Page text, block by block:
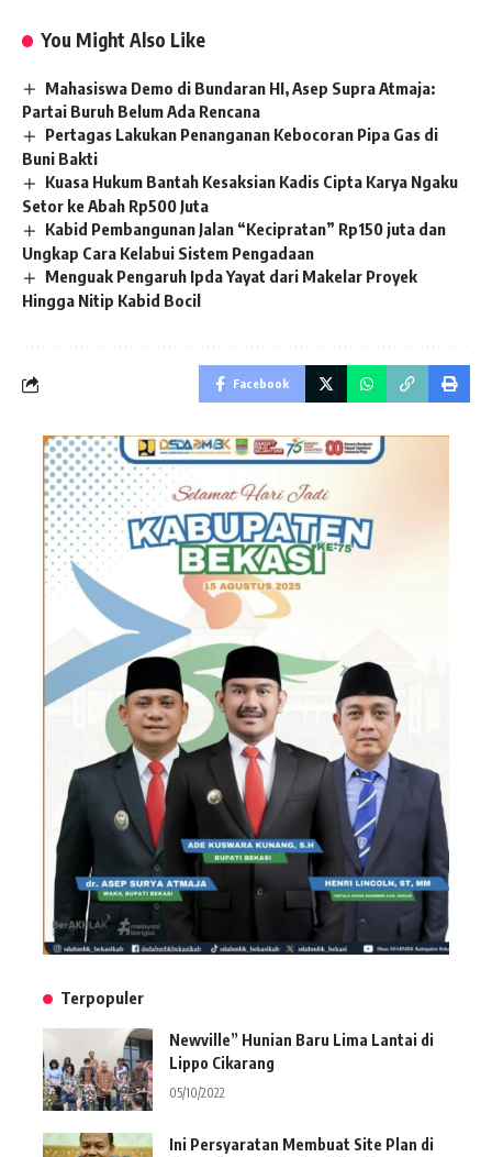
You Might Also Like
Mahasiswa Demo di Bundaran HI, Asep Supra Atmaja:
Partai Buruh Belum Ada Rencana
Pertagas Lakukan Penanganan Kebocoran Pipa Gas di
Buni Bakti
Kuasa Hukum Bantah Kesaksian Kadis Cipta Karya Ngaku
Setor ke Abah Rp500 Juta
Kabid Pembangunan Jalan “Kecipratan” Rp150 juta dan
Ungkap Cara Kelabui Sistem Pengadaan
Menguak Pengaruh Ipda Yayat dari Makelar Proyek
Hingga Nitip Kabid Bocil
Facebook
Terpopuler
Newville” Hunian Baru Lima Lantai di
Lippo Cikarang
05/10/2022
Ini Persyaratan Membuat Site Plan di